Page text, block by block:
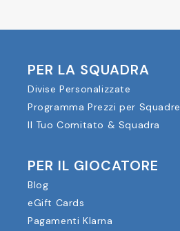
PER LA SQUADRA
Divise Personalizzate
Programma Prezzi per Squadre
Il Tuo Comitato & Squadra
PER IL GIOCATORE
Blog
eGift Cards
Pagamenti Klarna